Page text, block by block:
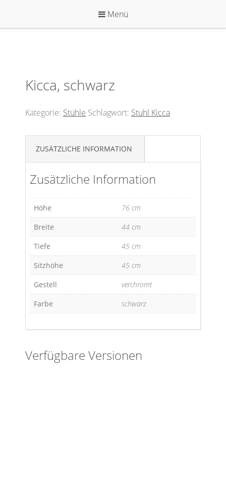
springen
Menü
Kicca, schwarz
Kategorie: Stühle Schlagwort: Stuhl Kicca
ZUSÄTZLICHE INFORMATION
Zusätzliche Information
Höhe
76 cm
Breite
44 cm
Tiefe
45 cm
Sitzhöhe
45 cm
Gestell
verchromt
Farbe
schwarz
Verfügbare Versionen